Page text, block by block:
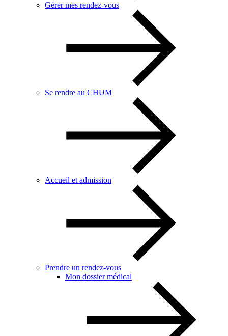
Gérer mes rendez-vous
Se rendre au CHUM
Accueil et admission
Prendre un rendez-vous
Mon dossier médical